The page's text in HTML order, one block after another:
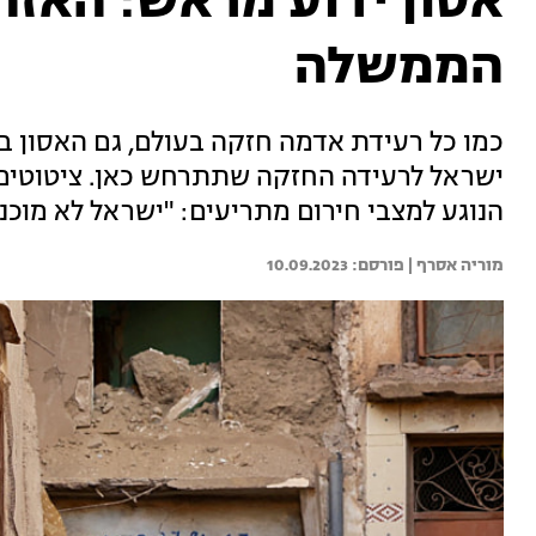
הממשלה
כמו כל רעידת אדמה חזקה בעולם, גם
ישראל לרעידה החזקה שתתרחש כאן.
הנוגע למצבי חירום מתריעים: "ישראל לא
מוריה אסרף | 10.09.2023